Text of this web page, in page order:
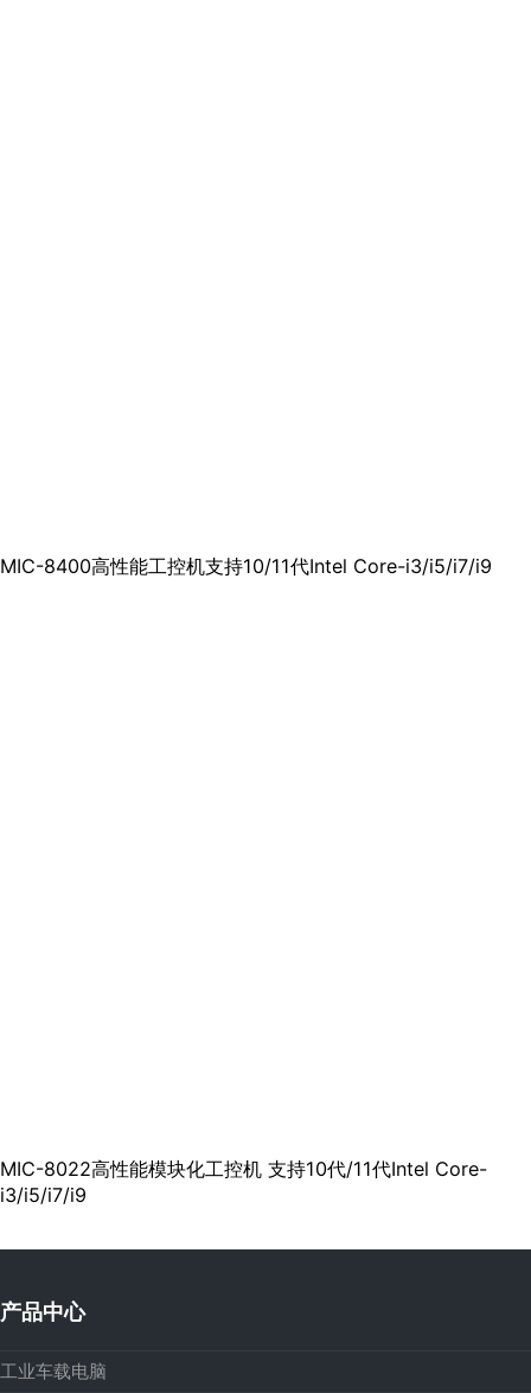
MIC-8400高性能工控机支持10/11代Intel Core-i3/i5/i7/i9
MIC-8022高性能模块化工控机 支持10代/11代Intel Core-
i3/i5/i7/i9
产品中心
工业车载电脑